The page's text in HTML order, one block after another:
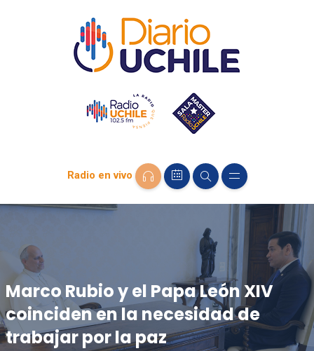
Radio en vivo
Marco Rubio y el Papa León XIV
coinciden en la necesidad de
trabajar por la paz